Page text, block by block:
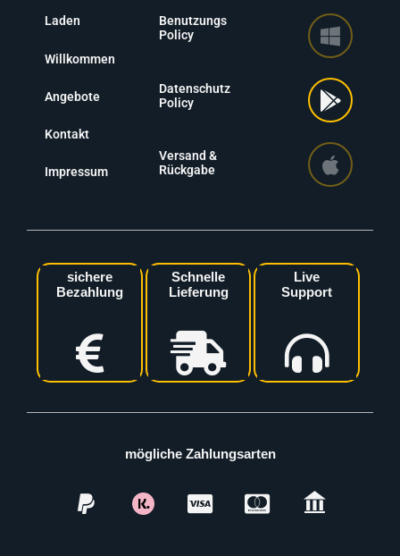
Laden
Willkommen
Angebote
Kontakt
Impressum
Benutzungs
Policy
Datenschutz
Policy
Versand &
Rückgabe
sichere
Bezahlung
Schnelle
Lieferung
Live
Support
mögliche Zahlungsarten